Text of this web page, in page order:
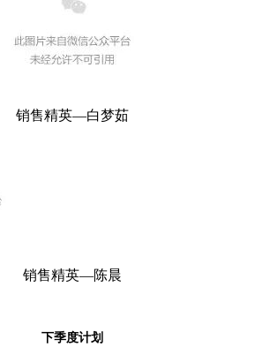
销售精英—白梦茹
销售精英—陈晨
下季度计划